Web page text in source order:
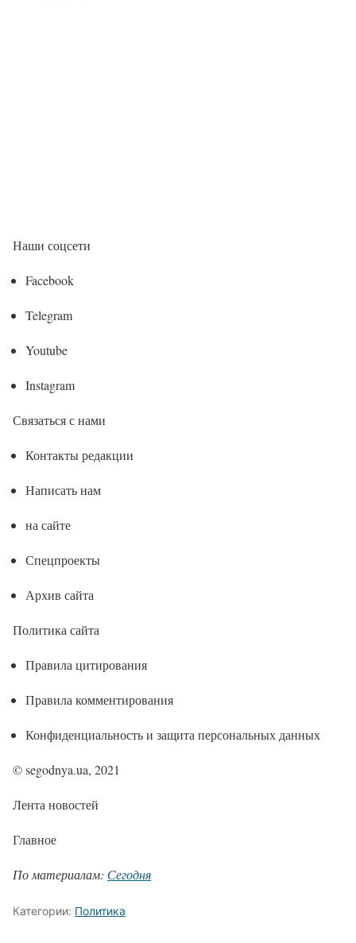
Наши соцсети
Facebook
Telegram
Youtube
Instagram
Связаться с нами
Контакты редакции
Написать нам
на сайте
Спецпроекты
Архив сайта
Политика сайта
Правила цитирования
Правила комментирования
Конфиденциальность и защита персональных данных
© segodnya.ua, 2021
Лента новостей
Главное
По материалам: Сегодня
Категории: Политика